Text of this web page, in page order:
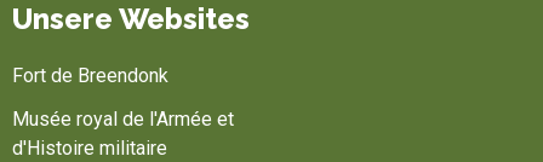
Unsere Websites
Fort de Breendonk
Musée royal de l'Armée et
d'Histoire militaire